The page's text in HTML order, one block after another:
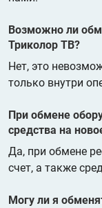
Возможно ли
Триколор ТВ?
Нет, это
только внутри
При обмене
средства на
Да, при обмене
счет, а также
Могу ли я